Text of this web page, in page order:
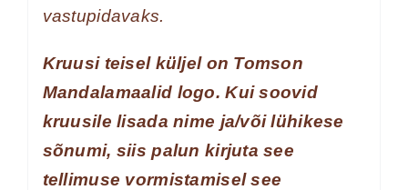
vastupidavaks.
Kruusi teisel küljel on Tomson
Mandalamaalid logo. Kui soovid
kruusile lisada nime ja/või lühikese
sõnumi, siis palun kirjuta see
tellimuse vormistamisel see